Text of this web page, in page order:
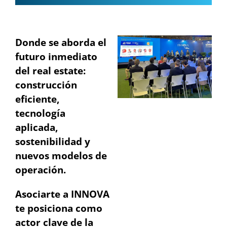
Donde se aborda el
futuro inmediato
del real estate:
construcción
eficiente,
tecnología
aplicada,
sostenibilidad y
nuevos modelos de
operación.
Asociarte a INNOVA
te posiciona como
actor clave de la